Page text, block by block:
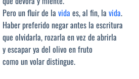
Pero un fluir de la vida es, al fin, la vida.
Haber preferido negar antes la escritura
que olvidarla, rozarla en vez de abrirla
y escapar ya del olivo en fruto
como un volar distingue.